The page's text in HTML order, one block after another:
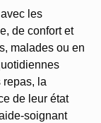
les
de confort et
malades ou en
repas, la
de leur état
soignant